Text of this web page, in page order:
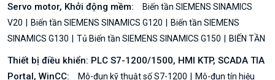
Servo motor, Khởi động mềm:
Biến tần SIEMENS SINAMICS
V20
Biến tần SIEMENS SINAMICS G120
Biến tần SIEMENS
SINAMICS G130
Tủ Biến tần SIEMENS SINAMICS G150 BIẾN TẦN
Thiết bị điều khiển: PLC S7-1200/1500, HMI KTP, SCADA TIA
Portal, WinCC:
Mô-đun kỹ thuật số S7-1200
Mô-đun tín hiệu